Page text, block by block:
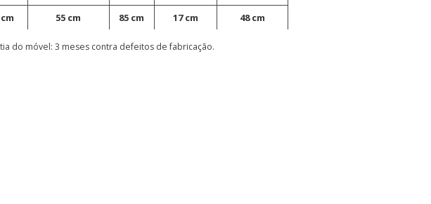
55 cm 85 cm 17 cm 48 cm
do móvel: 3 meses contra defeitos de fabricação.